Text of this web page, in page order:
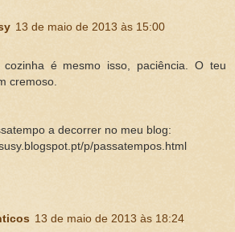
13 de maio de 2013 às 15:00
é mesmo isso, paciência. O teu
cremoso.
a decorrer no meu blog:
p/passatempos.html
13 de maio de 2013 às 18:24